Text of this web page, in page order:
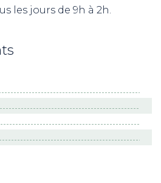
les jours de 9h à 2h.